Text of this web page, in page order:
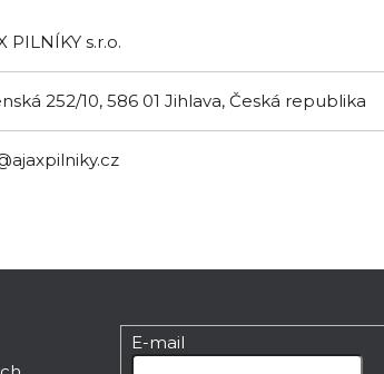
PILNÍKY s.r.o.
252/10, 586 01 Jihlava, Česká republika
E-mail